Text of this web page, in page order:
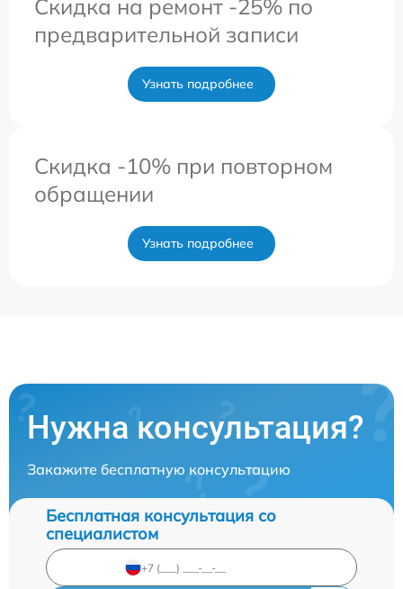
Скидка на ремонт -25% по
предварительной записи
Узнать подробнее
Скидка -10% при повторном
обращении
Узнать подробнее
Нужна консультация?
Закажите бесплатную консультацию
Бесплатная консультация со
специалистом